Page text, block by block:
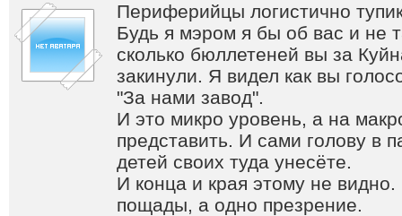
Периферийцы логистично
Будь я мэром я бы об вас и не
сколько бюллетеней вы за
закинули. Я видел как вы
"За нами завод".
И это микро уровень, а на
представить. И сами голову в
детей своих туда унесёте.
И конца и края этому не
пощады, а одно презрение.